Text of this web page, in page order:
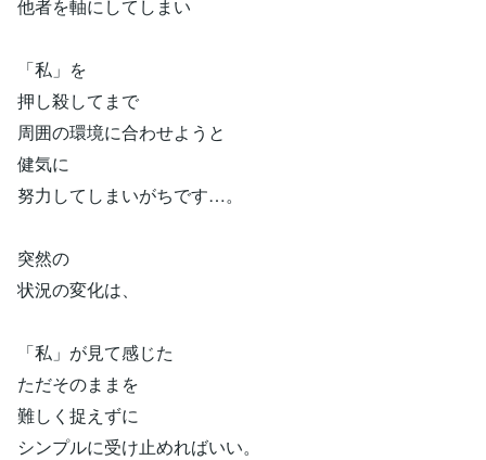
他者を軸にしてしまい
「私」を
押し殺してまで
周囲の環境に合わせようと
健気に
努力してしまいがちです…。
突然の
状況の変化は、
「私」が見て感じた
ただそのままを
難しく捉えずに
シンプルに受け止めればいい。